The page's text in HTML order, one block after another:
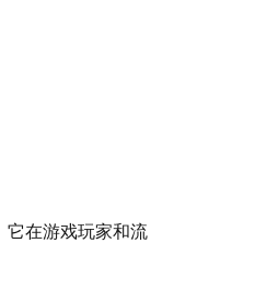
它在游戏玩家和流